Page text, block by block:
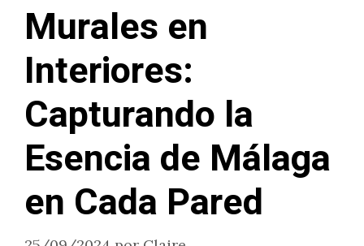
Murales en
Interiores:
Capturando la
Esencia de Málaga
en Cada Pared